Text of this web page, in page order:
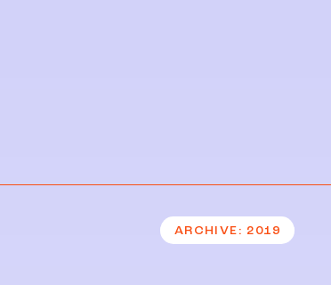
ARCHIVE 2019